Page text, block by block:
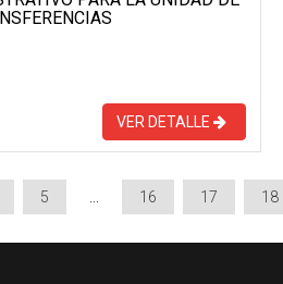
VER DETALLE
5 16 17 18